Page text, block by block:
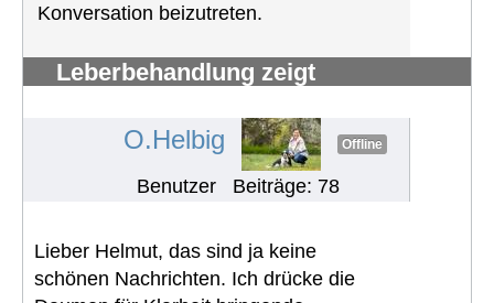
Konversation beizutreten.
Leberbehandlung zeigt
O.Helbig Offline
Benutzer Beiträge: 78
Lieber Helmut, das sind ja keine
schönen Nachrichten. Ich drücke die